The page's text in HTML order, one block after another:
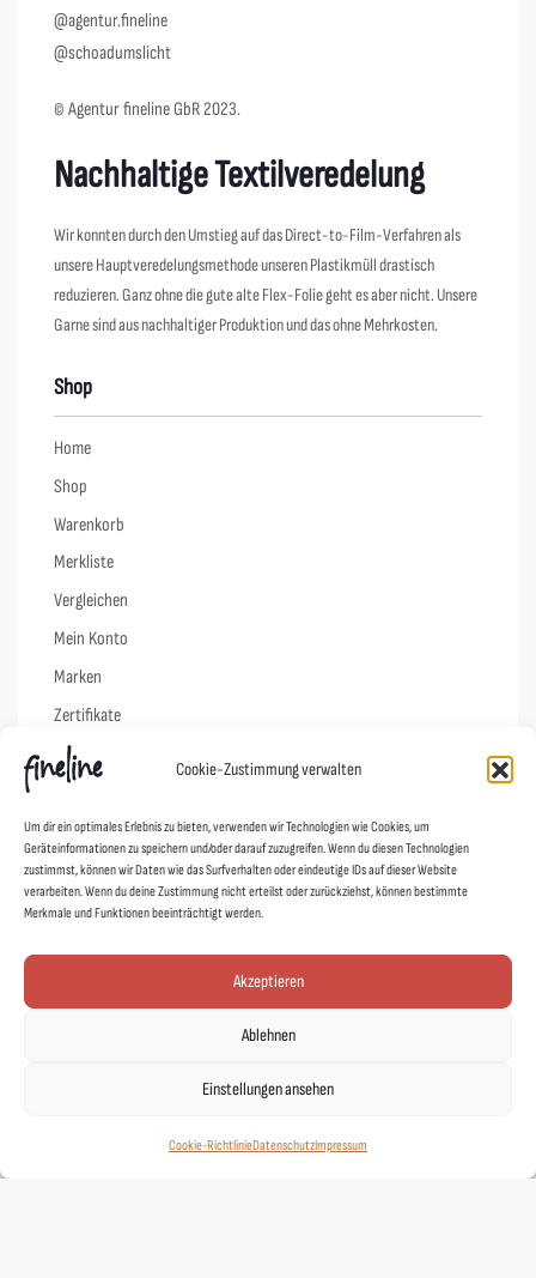
Cookie-Zustimmung verwalten
Um dir ein optimales Erlebnis zu bieten, verwenden wir Technologien wie Cookies, um
Geräteinformationen zu speichern und/oder darauf zuzugreifen. Wenn du diesen Technologien
zustimmst, können wir Daten wie das Surfverhalten oder eindeutige IDs auf dieser Website
verarbeiten. Wenn du deine Zustimmung nicht erteilst oder zurückziehst, können bestimmte
Merkmale und Funktionen beeinträchtigt werden.
Akzeptieren
Ablehnen
Einstellungen ansehen
Cookie-RichtlinieDatenschutzImpressum
@agentur.fineline
@schoadumslicht
© Agentur fineline GbR 2023.
Nachhaltige Textilveredelung
Wir konnten durch den Umstieg auf das Direct-to-Film-Verfahren als
unsere Hauptveredelungsmethode unseren Plastikmüll drastisch
reduzieren. Ganz ohne die gute alte Flex-Folie geht es aber nicht. Unsere
Garne sind aus nachhaltiger Produktion und das ohne Mehrkosten.
Shop
Home
Shop
Warenkorb
Merkliste
Vergleichen
Mein Konto
Marken
Zertifikate
Info
Vertrag widerrufen
FAQs
Pflegehinweise
Versand & Lieferung
Cookie-Richtlinie (EU)